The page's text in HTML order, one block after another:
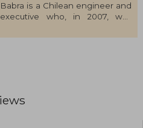
is a Chilean engineer and
who, in 2007, was
years in prison for rape and
against his two children.
the book Tocornal: The